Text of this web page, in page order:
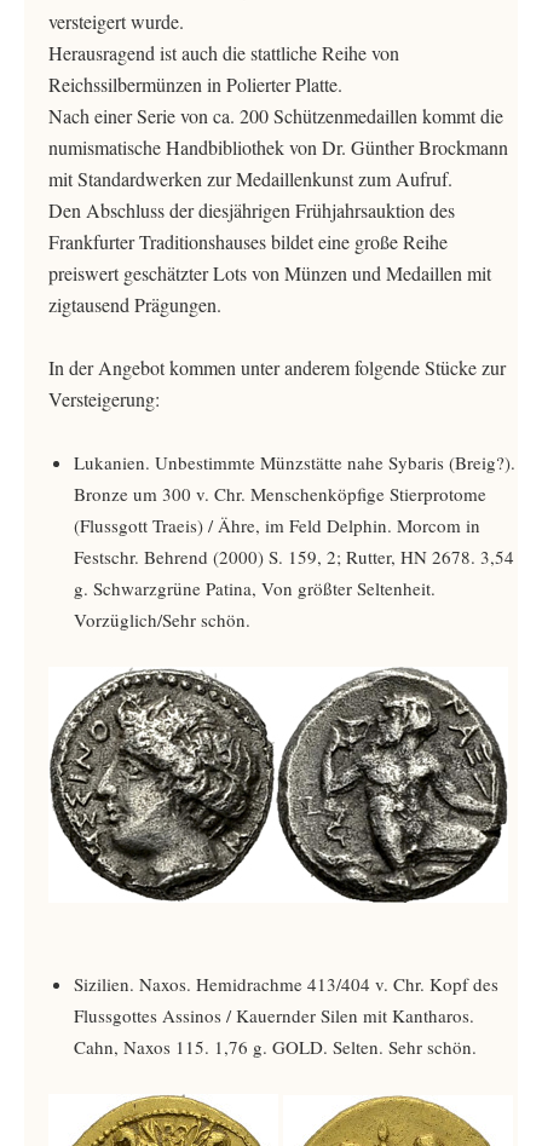
versteigert wurde.
Herausragend ist auch die stattliche Reihe von
Reichssilbermünzen in Polierter Platte.
Nach einer Serie von ca. 200 Schützenmedaillen kommt die
numismatische Handbibliothek von Dr. Günther Brockmann
mit Standardwerken zur Medaillenkunst zum Aufruf.
Den Abschluss der diesjährigen Frühjahrsauktion des
Frankfurter Traditionshauses bildet eine große Reihe
preiswert geschätzter Lots von Münzen und Medaillen mit
zigtausend Prägungen.
In der Angebot kommen unter anderem folgende Stücke zur
Versteigerung:
Lukanien. Unbestimmte Münzstätte nahe Sybaris (Breig?).
Bronze um 300 v. Chr. Menschenköpfige Stierprotome
(Flussgott Traeis) / Ähre, im Feld Delphin. Morcom in
Festschr. Behrend (2000) S. 159, 2; Rutter, HN 2678. 3,54
g. Schwarzgrüne Patina, Von größter Seltenheit.
Vorzüglich/Sehr schön.
Sizilien. Naxos. Hemidrachme 413/404 v. Chr. Kopf des
Flussgottes Assinos / Kauernder Silen mit Kantharos.
Cahn, Naxos 115. 1,76 g. GOLD. Selten. Sehr schön.